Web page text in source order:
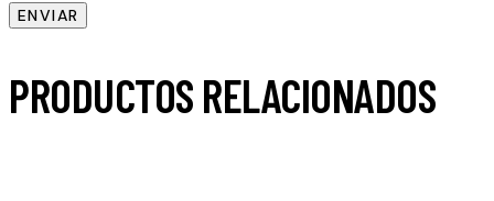
PRODUCTOS RELACIONADOS